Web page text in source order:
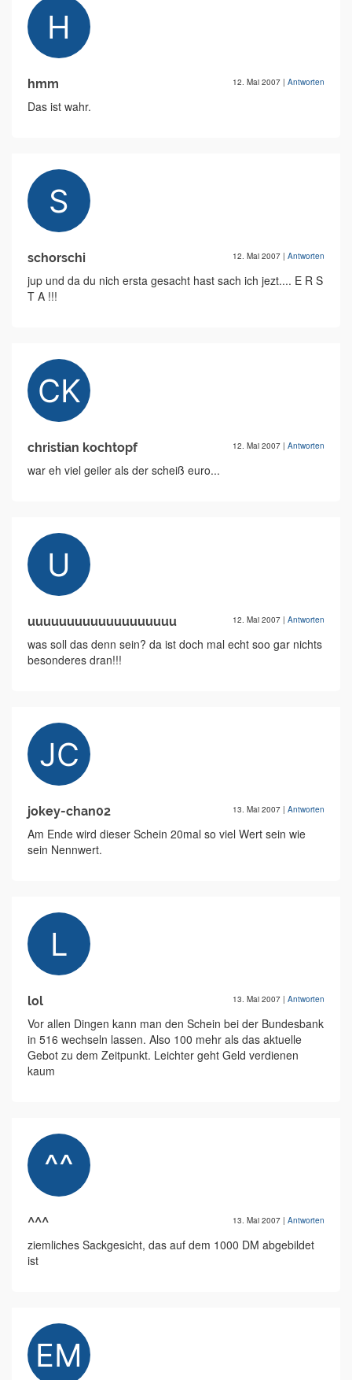
hmm 12. Mai 2007 | Antworten
Das ist wahr.
schorschi 12. Mai 2007 | Antworten
jup und da du nich ersta gesacht hast sach ich jezt.... E R S
T A !!!
christian kochtopf 12. Mai 2007 | Antworten
war eh viel geiler als der scheiß euro...
uuuuuuuuuuuuuuuuuuu 12. Mai 2007 | Antworten
was soll das denn sein? da ist doch mal echt soo gar nichts
besonderes dran!!!
jokey-chan02 13. Mai 2007 | Antworten
Am Ende wird dieser Schein 20mal so viel Wert sein wie
sein Nennwert.
lol 13. Mai 2007 | Antworten
Vor allen Dingen kann man den Schein bei der Bundesbank
in 516 wechseln lassen. Also 100 mehr als das aktuelle
Gebot zu dem Zeitpunkt. Leichter geht Geld verdienen
kaum
^^^ 13. Mai 2007 | Antworten
ziemliches Sackgesicht, das auf dem 1000 DM abgebildet
ist